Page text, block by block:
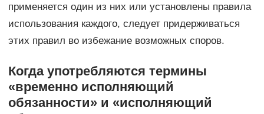
применяется один из них или установлены правила
использования каждого, следует придерживаться
этих правил во избежание возможных споров.
Когда употребляются термины
«временно исполняющий
обязанности» и «исполняющий